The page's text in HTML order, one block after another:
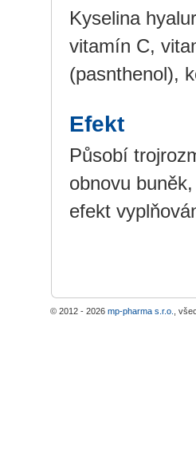
Kyselina
vitamín C,
(pasnthenol),
Efekt
Působí
obnovu
efekt
© 2012 - 2026 mp-pharma s.r.o. ,